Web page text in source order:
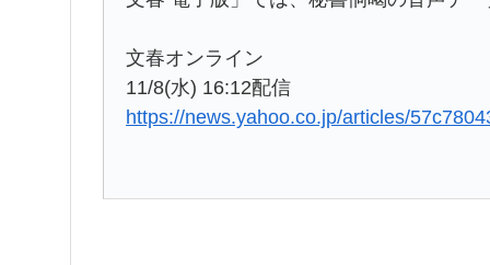
文春オンライン
11/8(水) 16:12配信
https://news.yahoo.co.jp/articles/